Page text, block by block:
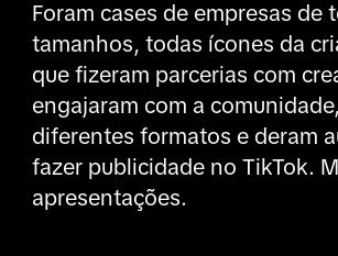
Foram cases de empresas de
tamanhos, todas ícones da
que fizeram parcerias com
engajaram com a
diferentes formatos e deram
fazer publicidade no TikTok.
apresentações.